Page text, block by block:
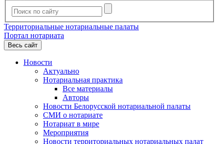
Территориальные нотариальные палаты
Портал нотариата
Весь сайт
Новости
Актуально
Нотариальная практика
Все материалы
Авторы
Новости Белорусской нотариальной палаты
СМИ о нотариате
Нотариат в мире
Мероприятия
Новости территориальных нотариальных палат